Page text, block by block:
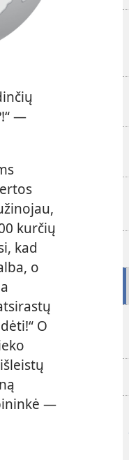
—
kurčių
kad
o
O
—